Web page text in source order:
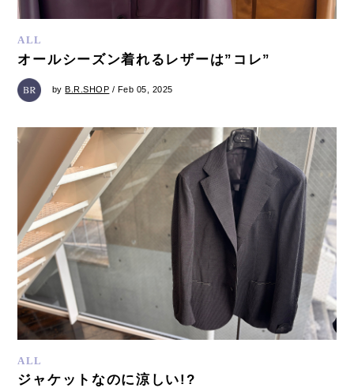
ALL
オールシーズン着れるレザーは”コレ”
byB.R.SHOP / Feb 05, 2025
ALL
ジャケットなのに涼しい!?